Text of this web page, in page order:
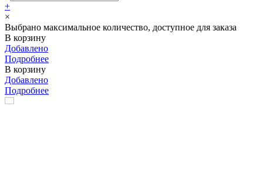
+
×
Выбрано максимальное количество, доступное для заказа
В корзину
Добавлено
Подробнее
В корзину
Добавлено
Подробнее